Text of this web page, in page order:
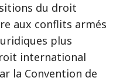
du droit
aux conflits armés
plus
international
la Convention de